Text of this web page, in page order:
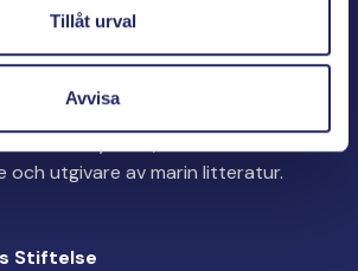
Tillåt urval
Avvisa
och utgivare av marin litteratur.
Stiftelse